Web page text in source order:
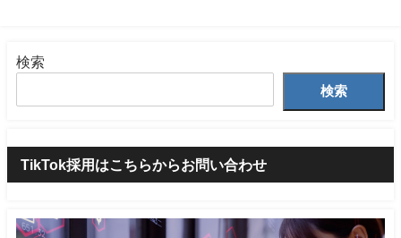
検索
検索
TikTok採用はこちらからお問い合わせ